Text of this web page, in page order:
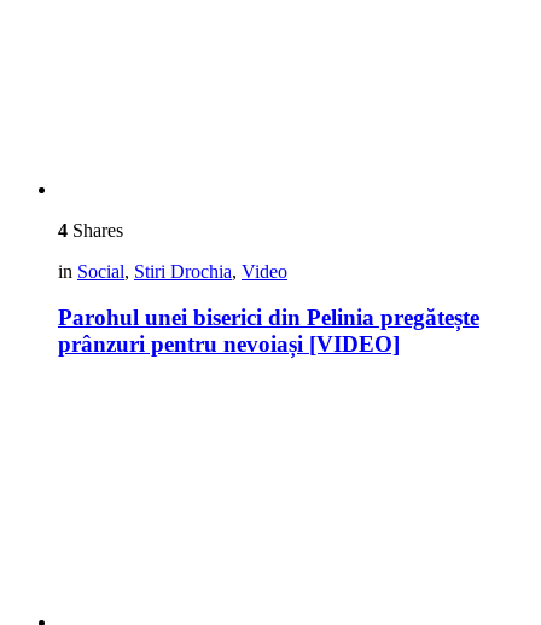
4 Shares
in Social, Stiri Drochia, Video
Parohul unei biserici din Pelinia pregătește
prânzuri pentru nevoiași [VIDEO]